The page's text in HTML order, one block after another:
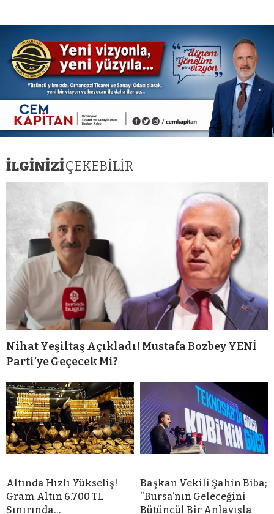
İLGİNİZİÇEKEBİLİR
Nihat Yeşiltaş Açıkladı! Mustafa Bozbey YENİ
Parti’ye Geçecek Mi?
Altında Hızlı Yükseliş!
Gram Altın 6.700 TL
Sınırında…
Başkan Vekili Şahin Biba;
“Bursa’nın Geleceğini
Bütüncül Bir Anlayışla